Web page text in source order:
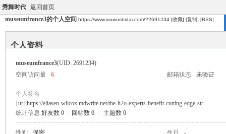
秀舞时代 返回首页
museumfrance3的个人空间 https://www.xiuwushidai.com/?2691234 [收藏] [复制] [RSS]
个人资料
museumfrance3(UID: 2691234)
空间访问量
6 邮箱状态 未验证
个人签名
[url]https://eliasen-wilcox.mdwrite.net/the-h2o-experts-benefit-cutting-edge-str
统计信息 好友数 0 回帖数 0 主题数 0
性别 保密 生日
-